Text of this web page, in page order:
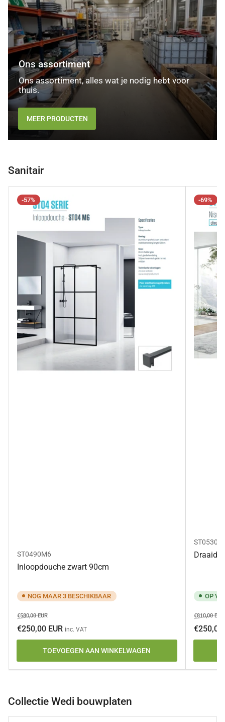
Ons assortiment
Ons assortiment, alles wat je nodig hebt voor
thuis.
MEER PRODUCTEN
Sanitair
-57%
ST0490M6
Inloopdouche zwart 90cm
NOG MAAR 3 BESCHIKBAAR
Normale
prijs
€580,00 EURAanbiedingsprijs
€250,00 EUR inc. VAT
TOEVOEGEN AAN WINKELWAGEN
-69%
OP
Normale
prijs
€810,00 EUR
€250,00
Collectie Wedi bouwplaten